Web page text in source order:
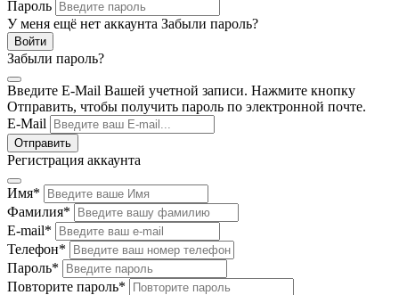
Пароль
У меня ещё нет аккаунта Забыли пароль?
Забыли пароль?
Введите E-Mail Вашей учетной записи. Нажмите кнопку
Отправить, чтобы получить пароль по электронной почте.
E-Mail
Регистрация аккаунта
Имя*
Фамилия*
E-mail*
Телефон*
Пароль*
Повторите пароль*